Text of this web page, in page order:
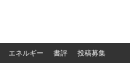
エネルギー 書評 投稿募集